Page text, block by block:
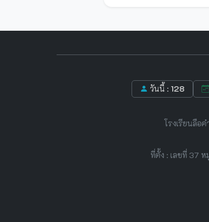
วันนี้ : 128
โรงเรียนลือ
ที่ตั้ง : เลขที่ 37